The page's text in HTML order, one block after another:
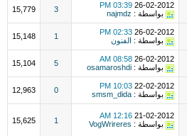
26-02-2012
03:39 PM
بواسطة : najmdz
3
15,779
26-02-2012
02:33 PM
بواسطة :
الفنون 1
15,148
26-02-2012
08:58 AM
بواسطة : osamaroshdi
5
15,104
22-02-2012
10:03 PM
بواسطة : smsm_dida
0
12,963
21-02-2012
12:16 AM
بواسطة : VogWrireres
1
15,625